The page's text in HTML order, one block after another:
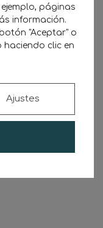
páginas
información.
"Aceptar" o
clic en
Ajustes